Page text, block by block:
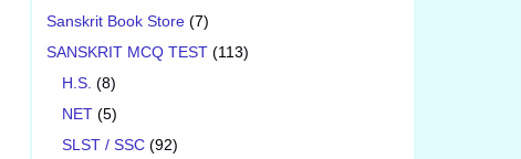
Sanskrit Book Store (7)
SANSKRIT MCQ TEST (113)
H.S. (8)
NET (5)
SLST / SSC (92)